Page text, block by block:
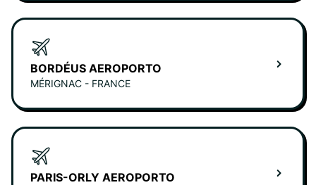
BORDÉUS AEROPORTO
MÉRIGNAC - FRANCE
PARIS-ORLY AEROPORTO